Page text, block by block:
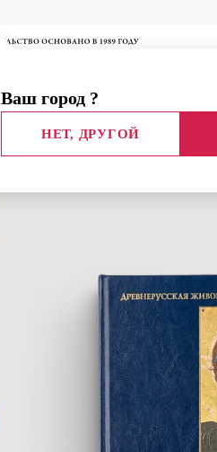
Ваш город ?
НЕТ, ДРУГОЙ
Иконы